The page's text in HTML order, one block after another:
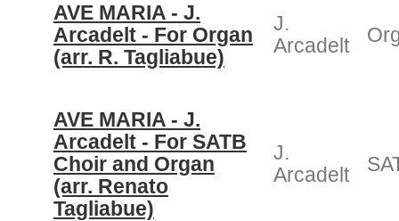
AVE MARIA - J.
Arcadelt - For Organ
(arr. R. Tagliabue)
J.
Arcadelt
AVE MARIA - J.
Arcadelt - For SATB
Choir and Organ
(arr. Renato
Tagliabue)
J.
Arcadelt